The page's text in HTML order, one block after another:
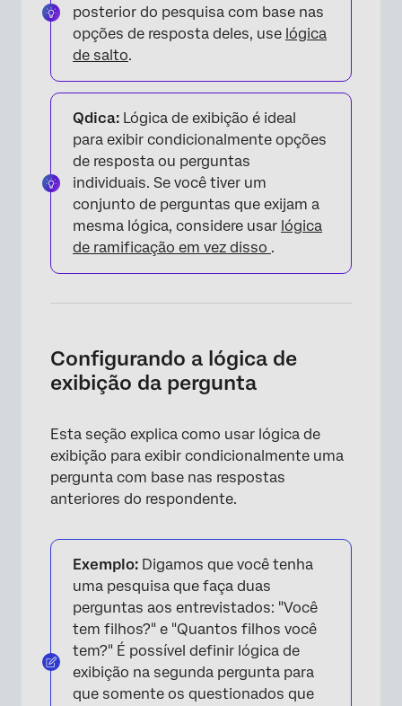
×
posterior do pesquisa com base nas
opções de resposta deles, use lógica
de salto.
Qdica: Lógica de exibição é ideal
para exibir condicionalmente opções
de resposta ou perguntas
individuais. Se você tiver um
conjunto de perguntas que exijam a
mesma lógica, considere usar lógica
de ramificação em vez disso .
Configurando a lógica de
exibição da pergunta
Esta seção explica como usar lógica de
exibição para exibir condicionalmente uma
pergunta com base nas respostas
anteriores do respondente.
Exemplo: Digamos que você tenha
uma pesquisa que faça duas
perguntas aos entrevistados: "Você
tem filhos?" e "Quantos filhos você
tem?" É possível definir lógica de
exibição na segunda pergunta para
que somente os questionados que